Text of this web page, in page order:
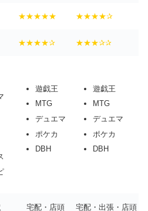
★★★★★ ★★★★✰
★★★★✰ ★★★✰✰
遊戯王
MTG
デュエマ
ポケカ
DBH
遊戯王
MTG
デュエマ
ポケカ
DBH
宅配・店頭 宅配・出張・店頭